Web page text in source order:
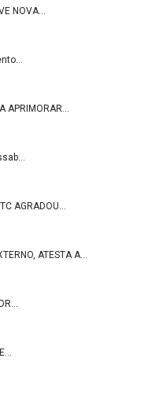
NOVA…
APRIMORAR…
AGRADOU…
ATESTA A…